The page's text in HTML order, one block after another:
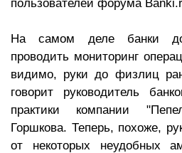
пользователей форума
На самом деле банки
проводить мониторинг
видимо, руки до физлиц
говорит руководитель
практики компании
Горшкова. Теперь, похоже,
от некоторых неудобных